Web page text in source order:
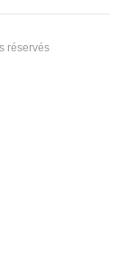
réservés